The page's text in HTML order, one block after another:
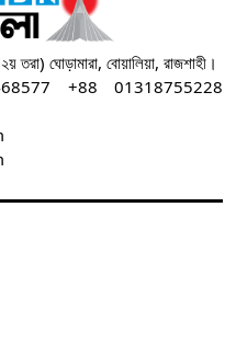
তরা) ঘোড়ামারা, বোয়ালিয়া, রাজশাহী।
+88 01318755228